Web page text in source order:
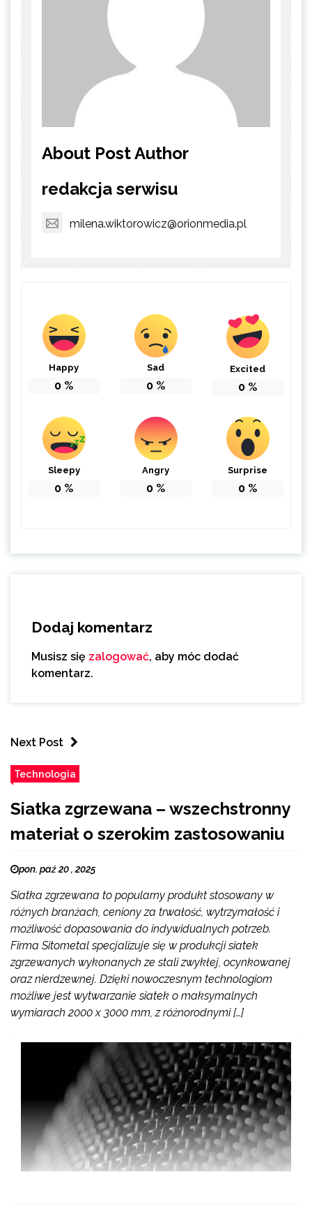
About Post Author
redakcja serwisu
milena.wiktorowicz@orionmedia.pl
Happy
0 %
Sad
0 %
Excited
0 %
Sleepy
0 %
Angry
0 %
Surprise
0 %
Dodaj komentarz
Musisz się zalogować, aby móc dodać
komentarz.
Next Post
Technologia
Siatka zgrzewana – wszechstronny
materiał o szerokim zastosowaniu
pon. paź 20 , 2025
Siatka zgrzewana to popularny produkt stosowany w
różnych branżach, ceniony za trwałość, wytrzymałość i
możliwość dopasowania do indywidualnych potrzeb.
Firma Sitometal specjalizuje się w produkcji siatek
zgrzewanych wykonanych ze stali zwykłej, ocynkowanej
oraz nierdzewnej. Dzięki nowoczesnym technologiom
możliwe jest wytwarzanie siatek o maksymalnych
wymiarach 2000 x 3000 mm, z różnorodnymi […]